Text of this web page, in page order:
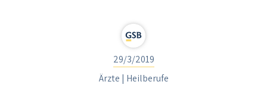
29/3/2019
Ärzte | Heilberufe